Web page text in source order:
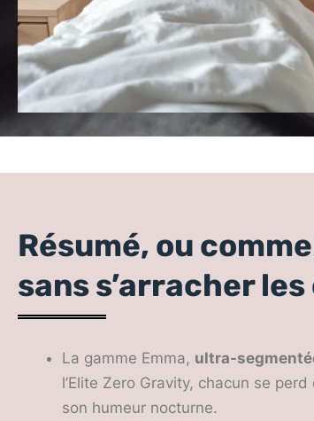
Résumé, ou
sans s’arracher
La gamme Emma, ultra-
l’Elite Zero Gravity, chacun se
son humeur nocturne.